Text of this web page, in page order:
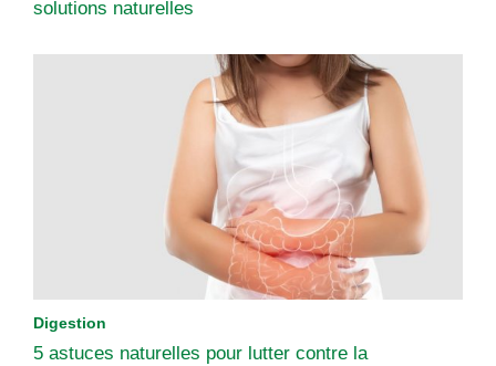
solutions naturelles
Digestion
5 astuces naturelles pour lutter contre la